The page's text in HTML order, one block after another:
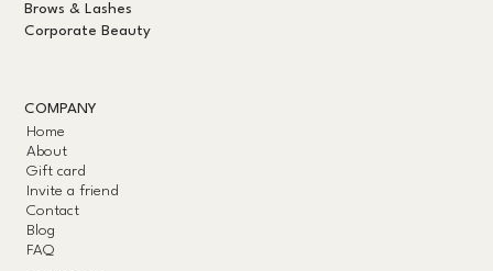
Brows & Lashes
Corporate Beauty
COMPANY
Home
About
Gift card
Invite a friend
Contact
Blog
FAQ